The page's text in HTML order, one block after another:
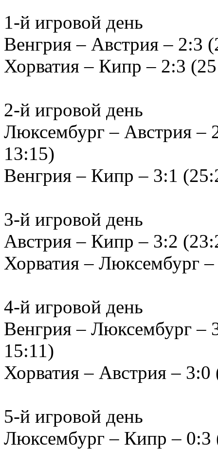
1-й игровой день
Венгрия – Австрия – 2:3
Хорватия – Кипр – 2:3
2-й игровой день
Люксембург – Австрия –
13:15)
Венгрия – Кипр – 3:1
3-й игровой день
Австрия – Кипр – 3:2
Хорватия – Люксембург
4-й игровой день
Венгрия – Люксембург –
15:11)
Хорватия – Австрия –
5-й игровой день
Люксембург – Кипр – 0:3